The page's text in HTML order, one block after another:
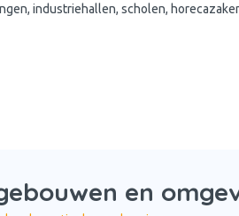
industriehallen, scholen,
en